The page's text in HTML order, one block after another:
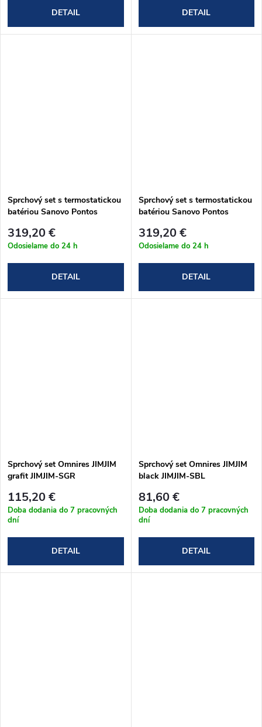
DETAIL DETAIL
Sprchový set s termostatickou
batériou Sanovo Pontos
319,20 €
Odosielame do 24 h
DETAIL
Sprchový set s termostatickou
batériou Sanovo Pontos
319,20 €
Odosielame do 24 h
DETAIL
Sprchový set Omnires JIMJIM
grafit JIMJIM-SGR
115,20 €
Doba dodania do 7 pracovných
dní
DETAIL
Sprchový set Omnires JIMJIM
black JIMJIM-SBL
81,60 €
Doba dodania do 7 pracovných
dní
DETAIL